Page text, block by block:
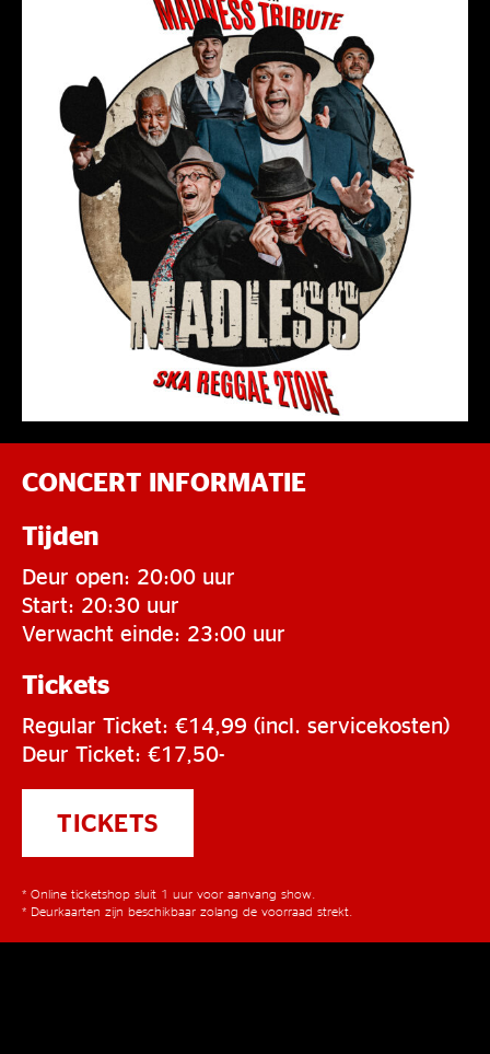
CONCERT INFORMATIE
Tijden
Deur open: 20:00 uur
Start: 20:30 uur
Verwacht einde: 23:00 uur
Tickets
Regular Ticket: €14,99 (incl. servicekosten)
Deur Ticket: €17,50-
TICKETS
* Online ticketshop sluit 1 uur voor aanvang show.
* Deurkaarten zijn beschikbaar zolang de voorraad strekt.